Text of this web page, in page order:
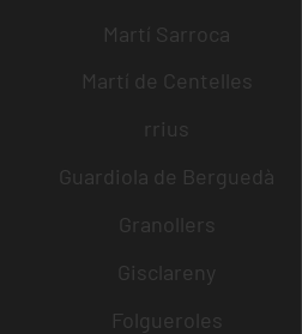
Martí Sarroca
Martí de Centelles
rrius
Guardiola de Berguedà
Granollers
Gisclareny
Folgueroles